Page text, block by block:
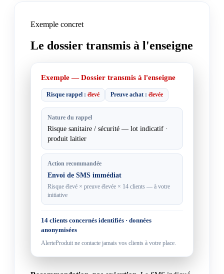
Exemple concret
Le dossier transmis à l'enseigne
Exemple — Dossier transmis à l'enseigne
Risque rappel : élevé Preuve achat : élevée
Nature du rappel
Risque sanitaire / sécurité — lot indicatif ·
produit laitier
Action recommandée
Envoi de SMS immédiat
Risque élevé × preuve élevée × 14 clients — à votre
initiative
14 clients concernés identifiés · données
anonymisées
AlerteProduit ne contacte jamais vos clients à votre place.